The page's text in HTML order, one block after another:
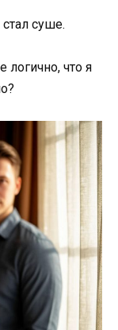
суше.
логично, что я